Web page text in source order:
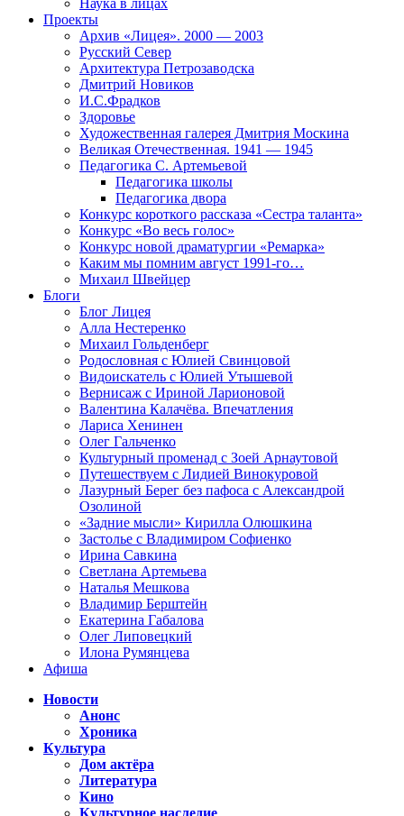
Наука в лицах
Проекты
Архив «Лицея». 2000 — 2003
Русский Север
Архитектура Петрозаводска
Дмитрий Новиков
И.С.Фрадков
Здоровье
Художественная галерея Дмитрия Москина
Великая Отечественная. 1941 — 1945
Педагогика С. Артемьевой
Педагогика школы
Педагогика двора
Конкурс короткого рассказа «Сестра таланта»
Конкурс «Во весь голос»
Конкурс новой драматургии «Ремарка»
Каким мы помним август 1991-го…
Михаил Швейцер
Блоги
Блог Лицея
Алла Нестеренко
Михаил Гольденберг
Родословная с Юлией Свинцовой
Видоискатель с Юлией Утышевой
Вернисаж с Ириной Ларионовой
Валентина Калачёва. Впечатления
Лариса Хенинен
Олег Гальченко
Культурный променад с Зоей Арнаутовой
Путешествуем с Лидией Винокуровой
Лазурный Берег без пафоса с Александрой
Озолиной
«Задние мысли» Кирилла Олюшкина
Застолье с Владимиром Софиенко
Ирина Савкина
Светлана Артемьева
Наталья Мешкова
Владимир Берштейн
Екатерина Габалова
Олег Липовецкий
Илона Румянцева
Афиша
Новости
Анонс
Хроника
Культура
Дом актёра
Литература
Кино